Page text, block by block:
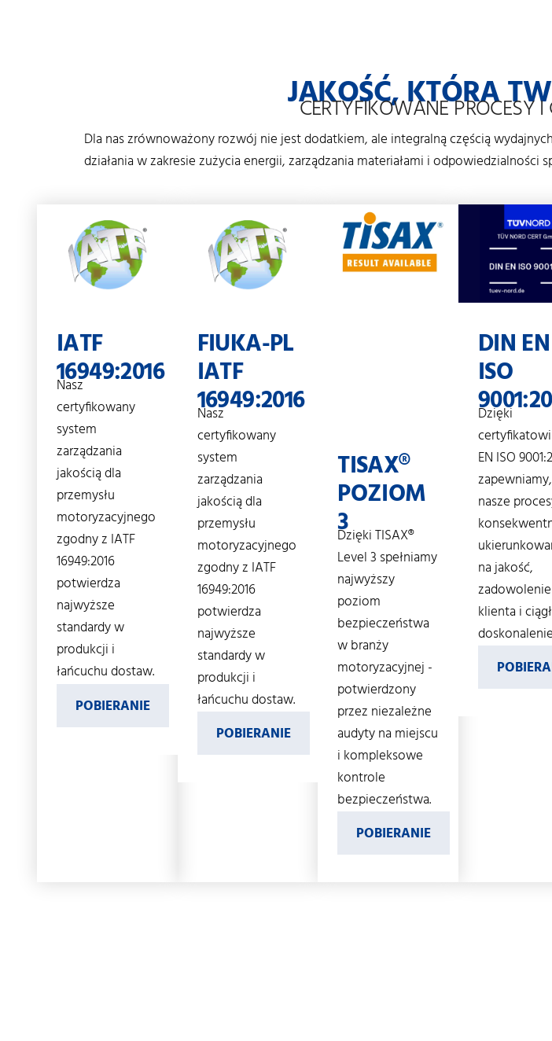
JAKOŚĆ, KTÓRA
CERTYFIKOWANE PROCESY
Dla nas zrównoważony rozwój nie jest dodatkiem, ale integralną częścią
działania w zakresie zużycia energii, zarządzania materiałami i odpowiedzialności
IATF
16949:2016
Nasz
certyfikowany
system
zarządzania
jakością dla
przemysłu
motoryzacyjnego
zgodny z IATF
16949:2016
potwierdza
najwyższe
standardy w
produkcji i
łańcuchu dostaw.
POBIERANIE
FIUKA-PL
IATF
16949:2016
Nasz
certyfikowany
system
zarządzania
jakością dla
przemysłu
motoryzacyjnego
zgodny z IATF
16949:2016
potwierdza
najwyższe
standardy w
produkcji i
łańcuchu dostaw.
POBIERANIE
TISAX®
POZIOM
3
Dzięki TISAX®
Level 3 spełniamy
najwyższy
poziom
bezpieczeństwa
w branży
motoryzacyjnej -
potwierdzony
przez niezależne
audyty na miejscu
i kompleksowe
kontrole
bezpieczeństwa.
POBIERANIE
DIN EN
ISO
Dzięki
EN ISO
nasze
na jakość,
zadowolenie
klienta i